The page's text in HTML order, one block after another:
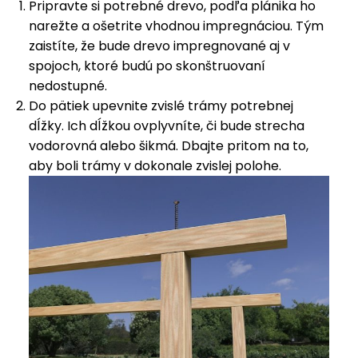
Pripravte si potrebné drevo, podľa plánika ho
narežte a ošetrite vhodnou impregnáciou. Tým
zaistíte, že bude drevo impregnované aj v
spojoch, ktoré budú po skonštruovaní
nedostupné.
Do pätiek upevnite zvislé trámy potrebnej
dĺžky. Ich dĺžkou ovplyvníte, či bude strecha
vodorovná alebo šikmá. Dbajte pritom na to,
aby boli trámy v dokonale zvislej polohe.